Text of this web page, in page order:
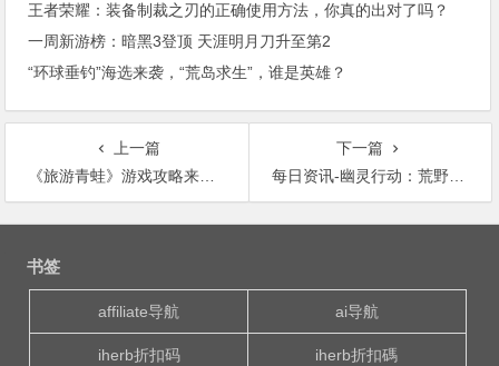
王者荣耀：装备制裁之刃的正确使用方法，你真的出对了吗？
一周新游榜：暗黑3登顶 天涯明月刀升至第2
“环球垂钓”海选来袭，“荒岛求生”，谁是英雄？
上一篇
《旅游青蛙》游戏攻略来啦！
下一篇
每日资讯-幽灵行动：荒野公测介绍
文
书签
affiliate导航 ai导航
iherb折扣码 iherb折扣碼